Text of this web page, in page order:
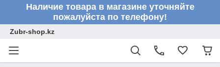
Наличие товара в магазине уточняйте
пожалуйста по телефону!
Zubr-shop.kz